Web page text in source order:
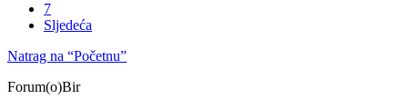
7
Sljedeća
Natrag na “Početnu”
Forum(o)Bir